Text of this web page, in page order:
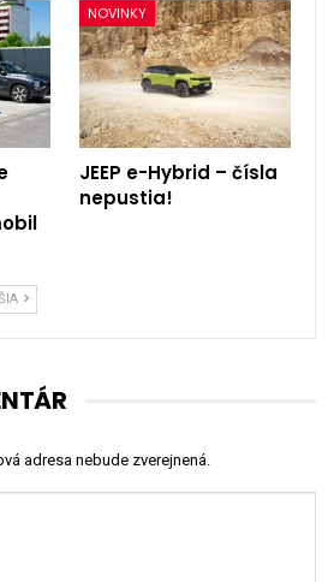
NOVINKY
JEEP e-Hybrid – čísla
nepustia!
adresa nebude zverejnená.